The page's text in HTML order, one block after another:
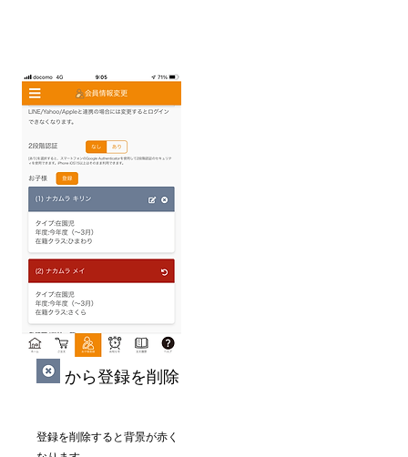
​から登録を削除
登録を削除すると背景が赤く